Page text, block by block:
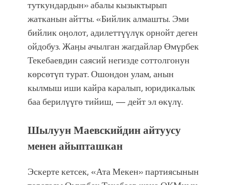
туткундардын» абалы кызыктырып
жатканын айтты. «Бийлик алмашты. Эми
бийлик оӊолот, адилеттүүлүк орнойт деген
ойдобуз. Жаӊы ачылган жагдайлар Өмүрбек
Текебаевдин саясий негизде соттолгонун
көрсөтүп турат. Ошондон улам, анын
кылмыш иши кайра каралып, юридикалык
баа берилүүгө тийиш, — дейт эл өкүлү.
Шылуун Маевскийдин айтуусу
менен айыпташкан
Эскерте кетсек, «Ата Мекен» партиясынын